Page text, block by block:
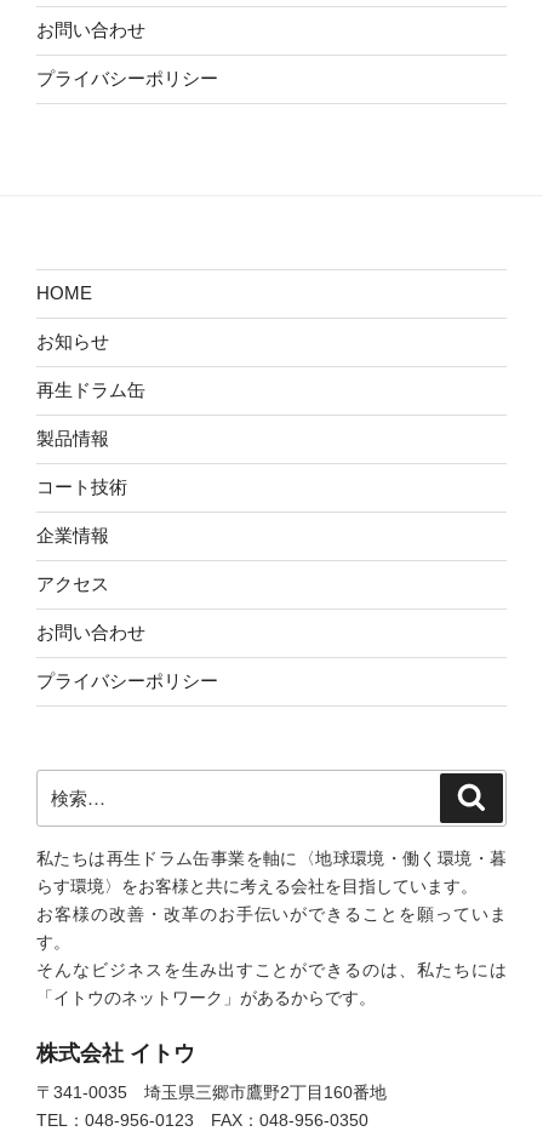
お問い合わせ
プライバシーポリシー
HOME
お知らせ
再生ドラム缶
製品情報
コート技術
企業情報
アクセス
お問い合わせ
プライバシーポリシー
索:
私たちは再生ドラム缶事業を軸に〈地球環境・働く環境・暮
らす環境〉をお客様と共に考える会社を目指しています。
お客様の改善・改革のお手伝いができることを願っていま
す。
そんなビジネスを生み出すことができるのは、私たちには
「イトウのネットワーク」があるからです。
株式会社 イトウ
〒341-0035 埼玉県三郷市鷹野2丁目160番地
TEL：048-956-0123 FAX：048-956-0350